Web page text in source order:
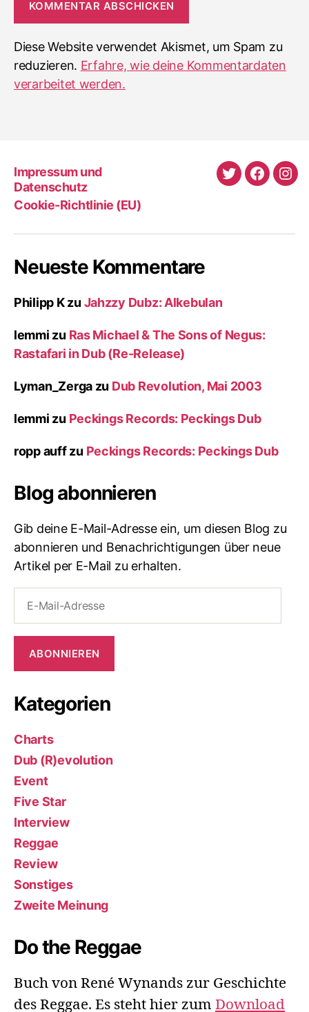
Diese Website verwendet Akismet, um Spam zu
reduzieren. Erfahre, wie deine Kommentardaten
verarbeitet werden.
Impressum und
Datenschutz
Cookie-Richtlinie (EU)
Twitter
Neueste Kommentare
Philipp Kzu Jahzzy Dubz: Alkebulan
lemmi zu Ras Michael & The Sons of Negus:
Rastafari in Dub (Re-Release)
Lyman_Zerga zu Dub Revolution, Mai 2003
lemmi zu Peckings Records: Peckings Dub
ropp auffzu Peckings Records: Peckings Dub
Blog abonnieren
Gib deine E-Mail-Adresse ein, um diesen Blog zu
abonnieren und Benachrichtigungen über neue
Artikel per E-Mail zu erhalten.
Mail-
ABONNIEREN
Kategorien
Charts
Dub (R)evolution
Event
Five Star
Interview
Reggae
Review
Sonstiges
Zweite Meinung
Do the Reggae
Buch von René Wynands zur Geschichte
des Reggae. Es steht hier zum Download